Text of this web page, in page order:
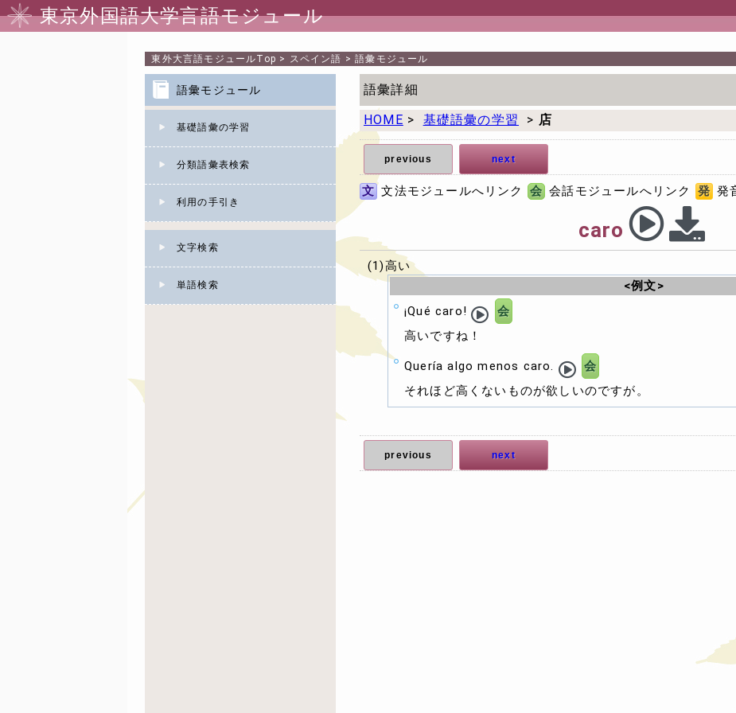
東京外国語大学言語モジュール
東外大言語モジュールTop > スペイン語 >語彙モジュール
語彙モジュール
基礎語彙の学習
分類語彙表検索
利用の手引き
文字検索
単語検索
語彙詳細
HOME > 基礎語彙の学習 > 店
previous next
文 文法モジュールへリンク 会 会話モジュールへリンク 発 発
caro
(1)高い
<例文>
¡Qué caro!
会
高いですね！
Quería algo menos caro. 会
それほど高くないものが欲しいのですが。
previous next